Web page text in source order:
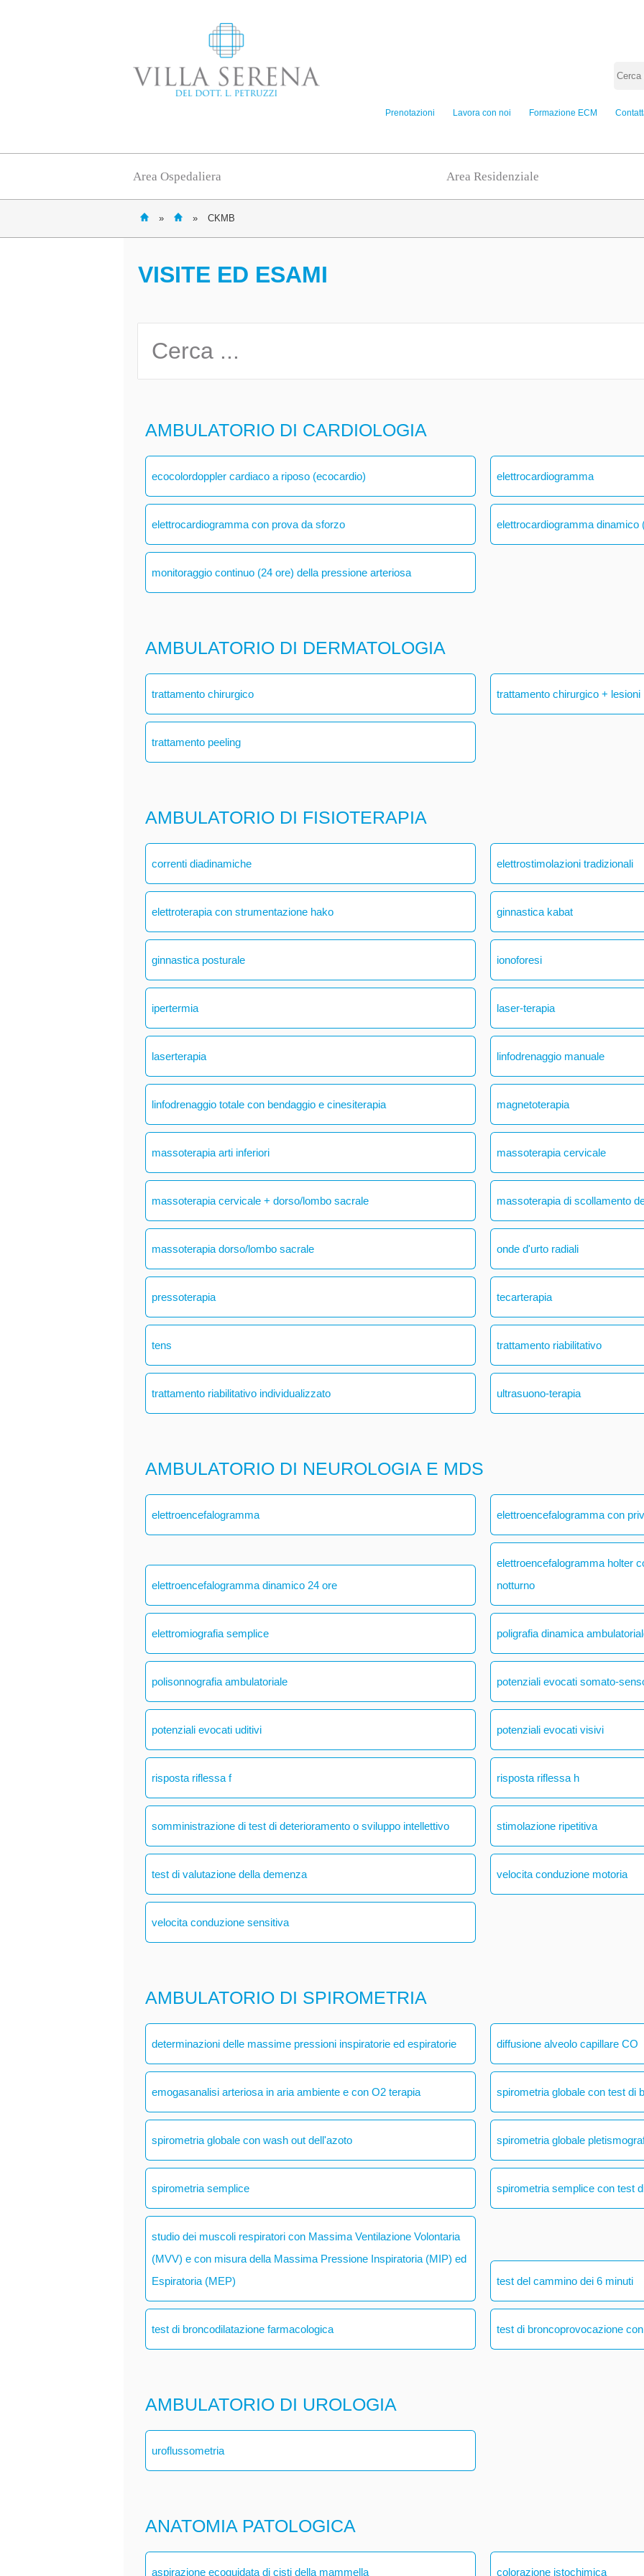
Prenotazioni Lavora con noi Formazione ECM
Area Ospedaliera Area Residenziale
» » CKMB
VISITE ED ESAMI
AMBULATORIO DI CARDIOLOGIA
ecocolordoppler cardiaco a riposo (ecocardio) elettrocardiogramma
elettrocardiogramma con prova da sforzo elettrocardiogramma dinamico
monitoraggio continuo (24 ore) della pressione arteriosa
AMBULATORIO DI DERMATOLOGIA
trattamento chirurgico trattamento chirurgico + lesioni
trattamento peeling
AMBULATORIO DI FISIOTERAPIA
correnti diadinamiche elettrostimolazioni tradizionali
elettroterapia con strumentazione hako ginnastica kabat
ginnastica posturale ionoforesi
ipertermia laser-terapia
laserterapia linfodrenaggio manuale
linfodrenaggio totale con bendaggio e cinesiterapia magnetoterapia
massoterapia arti inferiori massoterapia cervicale
massoterapia cervicale + dorso/lombo sacrale massoterapia di scollamento
massoterapia dorso/lombo sacrale onde d'urto radiali
pressoterapia tecarterapia
tens trattamento riabilitativo
trattamento riabilitativo individualizzato ultrasuono-terapia
AMBULATORIO DI NEUROLOGIA E MDS
elettroencefalogramma elettroencefalogramma con
elettroencefalogramma dinamico 24 ore
elettroencefalogramma holter
notturno
elettromiografia semplice poligrafia dinamica
polisonnografia ambulatoriale potenziali evocati somato-
potenziali evocati uditivi potenziali evocati visivi
risposta riflessa f risposta riflessa h
somministrazione di test di deterioramento o sviluppo intellettivo stimolazione ripetitiva
test di valutazione della demenza velocita conduzione motoria
velocita conduzione sensitiva
AMBULATORIO DI SPIROMETRIA
determinazioni delle massime pressioni inspiratorie ed espiratorie diffusione alveolo capillare CO
emogasanalisi arteriosa in aria ambiente e con O2 terapia spirometria globale con test di
spirometria globale con wash out dell'azoto spirometria globale
spirometria semplice spirometria semplice con test
studio dei muscoli respiratori con Massima Ventilazione Volontaria
(MVV) e con misura della Massima Pressione Inspiratoria (MIP) ed
Espiratoria (MEP)
test del cammino dei 6 minuti
test di broncodilatazione farmacologica test di broncoprovocazione
AMBULATORIO DI UROLOGIA
uroflussometria
ANATOMIA PATOLOGICA
aspirazione ecoguidata di cisti della mammella colorazione istochimica